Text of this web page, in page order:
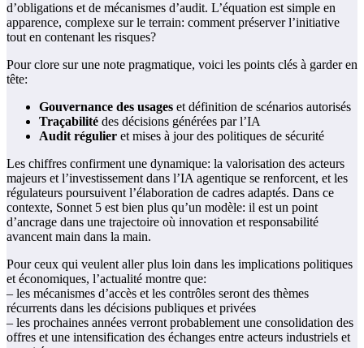
d’obligations et de mécanismes d’audit. L’équation est simple en
apparence, complexe sur le terrain: comment préserver l’initiative
tout en contenant les risques?
Pour clore sur une note pragmatique, voici les points clés à garder en
tête:
Gouvernance des usages et définition de scénarios autorisés
Traçabilité des décisions générées par l’IA
Audit régulier et mises à jour des politiques de sécurité
Les chiffres confirment une dynamique: la valorisation des acteurs
majeurs et l’investissement dans l’IA agentique se renforcent, et les
régulateurs poursuivent l’élaboration de cadres adaptés. Dans ce
contexte, Sonnet 5 est bien plus qu’un modèle: il est un point
d’ancrage dans une trajectoire où innovation et responsabilité
avancent main dans la main.
Pour ceux qui veulent aller plus loin dans les implications politiques
et économiques, l’actualité montre que:
– les mécanismes d’accès et les contrôles seront des thèmes
récurrents dans les décisions publiques et privées
– les prochaines années verront probablement une consolidation des
offres et une intensification des échanges entre acteurs industriels et